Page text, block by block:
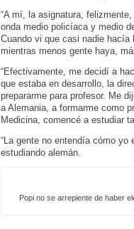
“A mí, la asignatura,
onda medio policíaca y medio
Cuando vi que casi nadie hacía
mientras menos gente haya,
“Efectivamente, me decidí a
que estaba en desarrollo, la
prepararme para profesor. Me
a Alemania, a formarme como
Medicina, comencé a estudiar
“La gente no entendía cómo yo
estudiando alemán.
Popi no se arrepiente de haber